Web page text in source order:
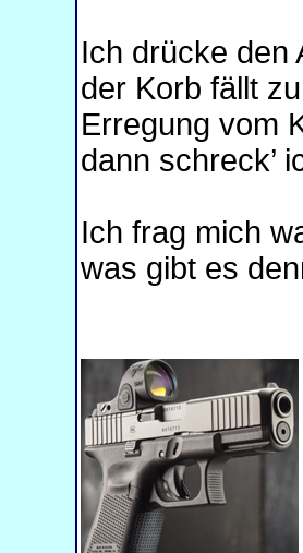
Ich drücke den
der Korb fällt
Erregung vom
dann schreck’
Ich frag mich
was gibt es